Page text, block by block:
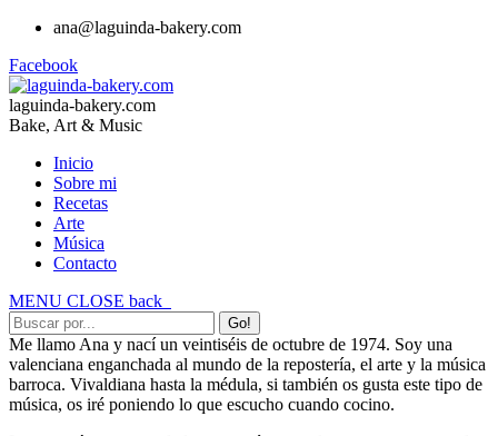
ana@laguinda-bakery.com
Facebook
laguinda-bakery.com
Bake, Art & Music
Inicio
Sobre mi
Recetas
Arte
Música
Contacto
MENU CLOSE back
Me llamo Ana y nací un veintiséis de octubre de 1974. Soy una
valenciana enganchada al mundo de la repostería, el arte y la música
barroca. Vivaldiana hasta la médula, si también os gusta este tipo de
música, os iré poniendo lo que escucho cuando cocino.